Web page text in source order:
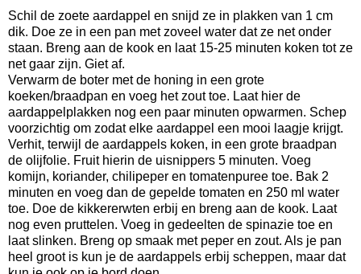
Schil de zoete aardappel en snijd ze in plakken van 1 cm
dik. Doe ze in een pan met zoveel water dat ze net onder
staan. Breng aan de kook en laat 15-25 minuten koken tot ze
net gaar zijn. Giet af.
Verwarm de boter met de honing in een grote
koeken/braadpan en voeg het zout toe. Laat hier de
aardappelplakken nog een paar minuten opwarmen. Schep
voorzichtig om zodat elke aardappel een mooi laagje krijgt.
Verhit, terwijl de aardappels koken, in een grote braadpan
de olijfolie. Fruit hierin de uisnippers 5 minuten. Voeg
komijn, koriander, chilipeper en tomatenpuree toe. Bak 2
minuten en voeg dan de gepelde tomaten en 250 ml water
toe. Doe de kikkererwten erbij en breng aan de kook. Laat
nog even pruttelen. Voeg in gedeelten de spinazie toe en
laat slinken. Breng op smaak met peper en zout. Als je pan
heel groot is kun je de aardappels erbij scheppen, maar dat